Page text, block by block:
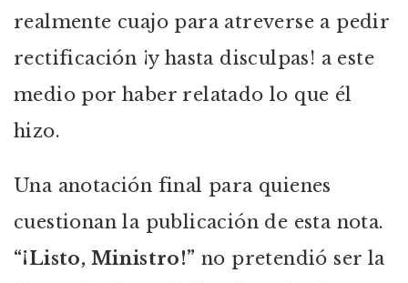
realmente cuajo para atreverse a pedir
rectificación ¡y hasta disculpas! a este
medio por haber relatado lo que él
hizo.
Una anotación final para quienes
cuestionan la publicación de esta nota.
“¡Listo, Ministro!” no pretendió ser la